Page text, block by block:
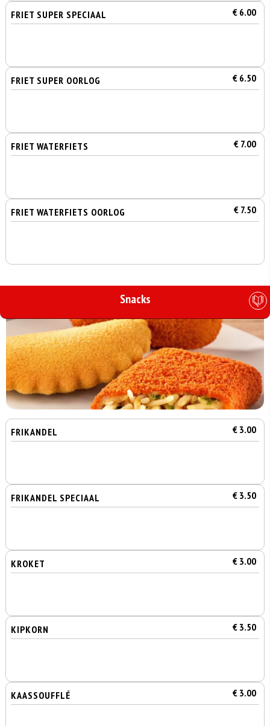
FRIET SUPER SPECIAAL € 6.00
FRIET SUPER OORLOG € 6.50
FRIET WATERFIETS € 7.00
FRIET WATERFIETS OORLOG € 7.50
Snacks
FRIKANDEL € 3.00
FRIKANDEL SPECIAAL € 3.50
KROKET € 3.00
KIPKORN € 3.50
KAASSOUFFLÉ € 3.00